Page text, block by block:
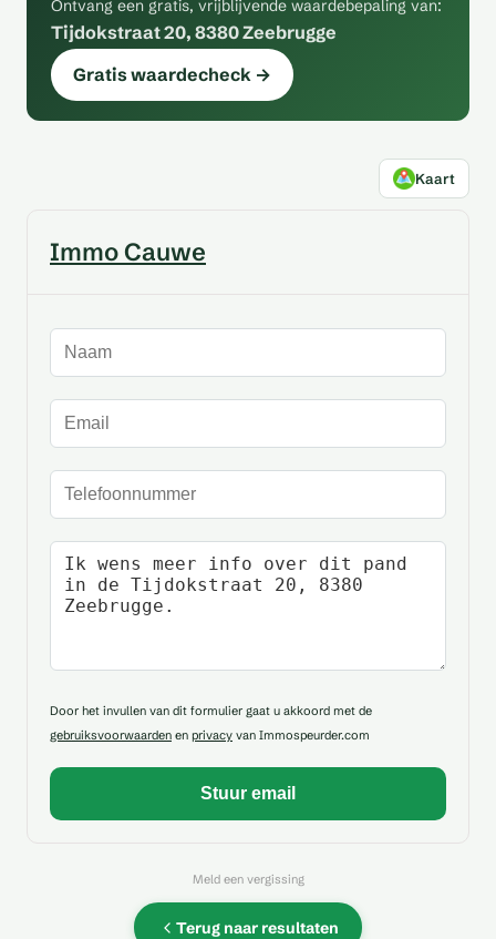
Ontvang een gratis, vrijblijvende waardebepaling van:
Tijdokstraat 20, 8380 Zeebrugge
Gratis waardecheck →
Kaart
Immo Cauwe
Naam
E-mailadres
Telefoonnummer
Uw bericht
Door het invullen van dit formulier gaat u akkoord met de
gebruiksvoorwaarden en privacy van Immospeurder.com
Meld een vergissing
Terug naar resultaten